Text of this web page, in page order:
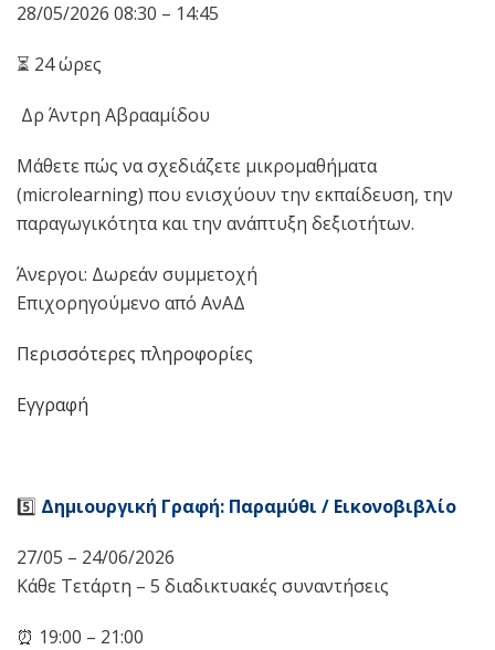
28/05/2026 08:30 – 14:45
⏳ 24 ώρες
‍ Δρ Άντρη Αβρααμίδου
Μάθετε πώς να σχεδιάζετε μικρομαθήματα
(microlearning) που ενισχύουν την εκπαίδευση, την
παραγωγικότητα και την ανάπτυξη δεξιοτήτων.
Άνεργοι: Δωρεάν συμμετοχή
Επιχορηγούμενο από ΑνΑΔ
Περισσότερες πληροφορίες
Εγγραφή
5️⃣ Δημιουργική Γραφή: Παραμύθι / Εικονοβιβλίο
27/05 – 24/06/2026
Κάθε Τετάρτη – 5 διαδικτυακές συναντήσεις
⏰ 19:00 – 21:00